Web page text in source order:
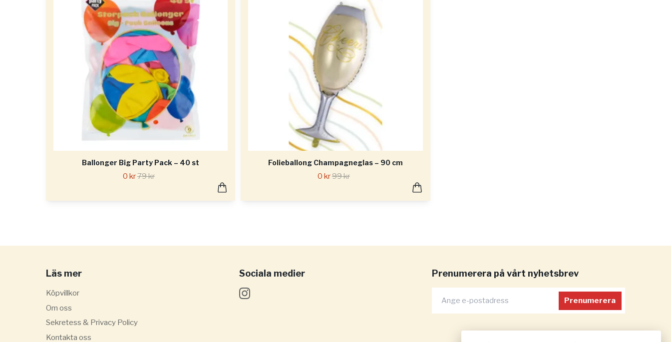
Ballonger Big Party Pack – 40 st
0 kr79 kr
Folieballong Champagneglas – 90 cm
0 kr99 kr
Läs mer
Köpvillkor
Om oss
Sekretess & Privacy Policy
Kontakta oss
Sociala medier Prenumerera på vårt nyhetsbrev
Prenumerera